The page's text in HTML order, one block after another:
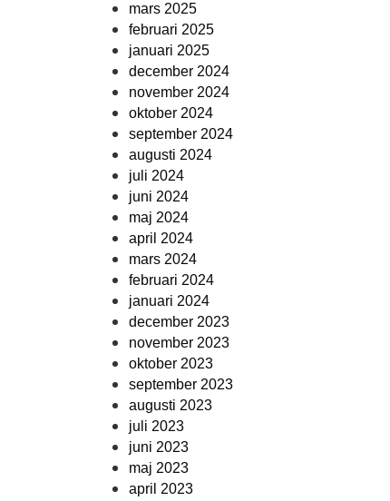
mars 2025
februari 2025
januari 2025
december 2024
november 2024
oktober 2024
september 2024
augusti 2024
juli 2024
juni 2024
maj 2024
april 2024
mars 2024
februari 2024
januari 2024
december 2023
november 2023
oktober 2023
september 2023
augusti 2023
juli 2023
juni 2023
maj 2023
april 2023